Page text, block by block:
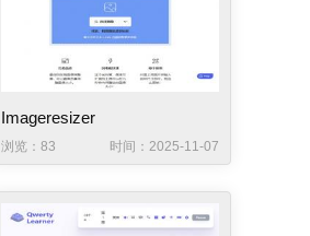
Imageresizer
浏览：83 时间：2025-11-07